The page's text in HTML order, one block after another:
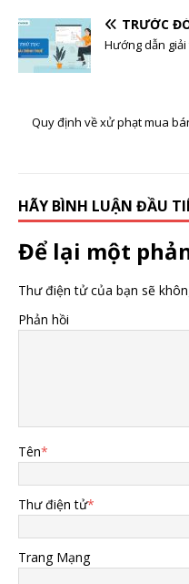
TRƯỚC
Hướng dẫn
Quy định về xử phạt mua
HÃY BÌNH LUẬN ĐẦU
Để lại một
Thư điện tử của bạn sẽ
Phản hồi
Tên*
Thư điện tử*
Trang Mạng